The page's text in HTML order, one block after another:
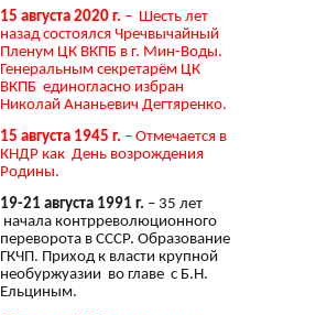
15 августа 2020 г. – Шесть лет
назад состоялся Чречвычайный
Пленум ЦК ВКПБ в г. Мин-Воды.
Генеральным секретарём ЦК
ВКПБ единогласно избран
Николай Ананьевич Дегтяренко.
15 августа 1945 г. – Отмечается в
КНДР как День возрождения
Родины.
19-21 августа 1991 г. – 35 лет
начала контрреволюционного
переворота в СССР. Образование
ГКЧП. Приход к власти крупной
необуржуазии во главе с Б.Н.
Ельциным.